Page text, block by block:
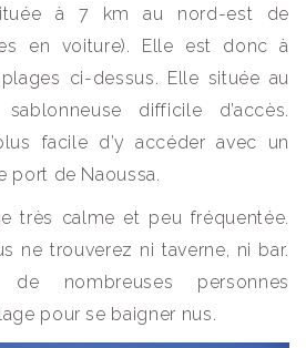
à 7 km au nord-est de
en voiture). Elle est donc à
ci-dessus. Elle située au
difficile d’accès.
facile d’y accéder avec un
port de Naoussa.
très calme et peu fréquentée.
ne trouverez ni taverne, ni bar.
de nombreuses personnes
pour se baigner nus.